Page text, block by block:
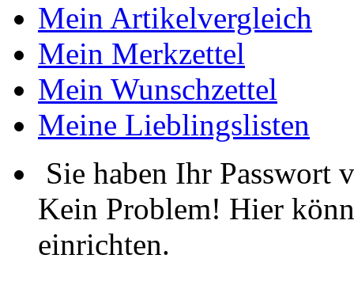
Mein Artikelvergleich
Mein Merkzettel
Mein Wunschzettel
Meine Lieblingslisten
Sie haben Ihr Passwort
Kein Problem! Hier
einrichten.